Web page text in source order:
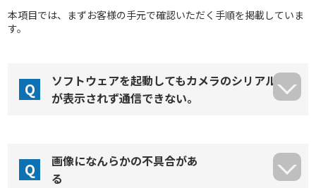
本項目では、まずお客様の手元で確認いただく手順を掲載していま
す。
Q
ソフトウェアを起動してもカメラのシリアル
が表示されず通信できない。
Q
画像になんらかの不具合があ
る